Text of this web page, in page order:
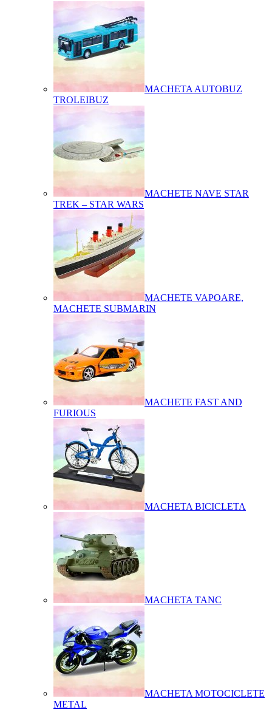
MACHETA AUTOBUZ
TROLEIBUZ
MACHETE NAVE STAR
TREK – STAR WARS
MACHETE VAPOARE,
MACHETE SUBMARIN
MACHETE FAST AND
FURIOUS
MACHETA BICICLETA
MACHETA TANC
MACHETA MOTOCICLETE
METAL